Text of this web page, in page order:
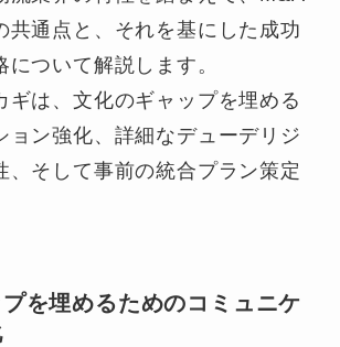
共通点と、それを基にした成功
ついて解説します。
ギは、文化のギャップを埋める
ョン強化、詳細なデューデリジ
、そして事前の統合プラン策定
を埋めるためのコミュニケ